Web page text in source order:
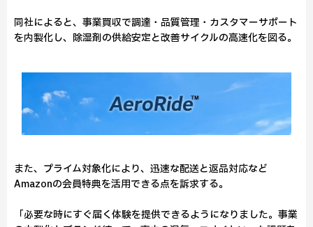
同社によると、事業買収で調達・品質管理・カスタマーサポート
を内製化し、除湿剤の供給安定と改善サイクルの高速化を図る。
また、プライム対象化により、迅速な配送と返品対応など
Amazonの会員特典を活用できる点を訴求する。
「必要な時にすぐ届く体験を提供できるようになりました。事業